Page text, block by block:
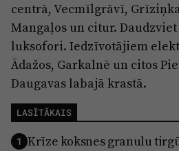
centrā, Vecmīlgrāvī,
Mangaļos un citur.
luksofori. Iedzīvotājiem
Ādažos, Garkalnē un citos
Daugavas labajā krastā.
LASĪTĀKAIS
1 Krīze koksnes granulu